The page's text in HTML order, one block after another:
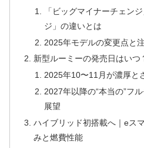
「ビッグマイナーチェン
ジ」の違いとは
2025年モデルの変更点と
新型ルーミーの発売日はいつ
2025年10〜11月が濃厚と
2027年以降の“本当の”フ
展望
ハイブリッド初搭載へ｜eス
みと燃費性能